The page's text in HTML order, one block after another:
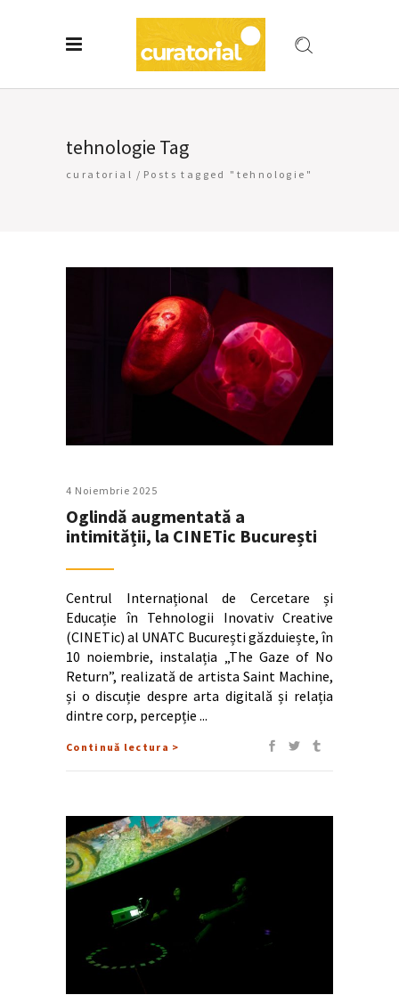
tehnologie Tag
curatorial / Posts tagged "tehnologie"
4 Noiembrie 2025
Oglindă augmentată a
intimității, la CINETic București
Centrul Internațional de Cercetare și
Educație în Tehnologii Inovativ Creative
(CINETic) al UNATC București găzduiește, în
10 noiembrie, instalația „The Gaze of No
Return”, realizată de artista Saint Machine,
și o discuție despre arta digitală și relația
dintre corp, percepție
Continuă lectura >